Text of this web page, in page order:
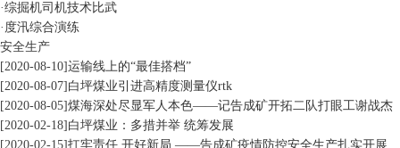
·综掘机司机技术比武
· 度汛综合演练
安全生产
[2020-08-10]运输线上的“最佳搭档”
[2020-08-07] 白坪煤业引进高精度测量仪rtk
[2020-08-05]煤海深处尽显军人本色——记告成矿开拓二队打眼工谢战杰
[2020-02-18] 白坪煤业：多措并举 统筹发展
[2020-02-15]扛牢责任 开好新局 ——告成矿疫情防控安全生产扎实开展